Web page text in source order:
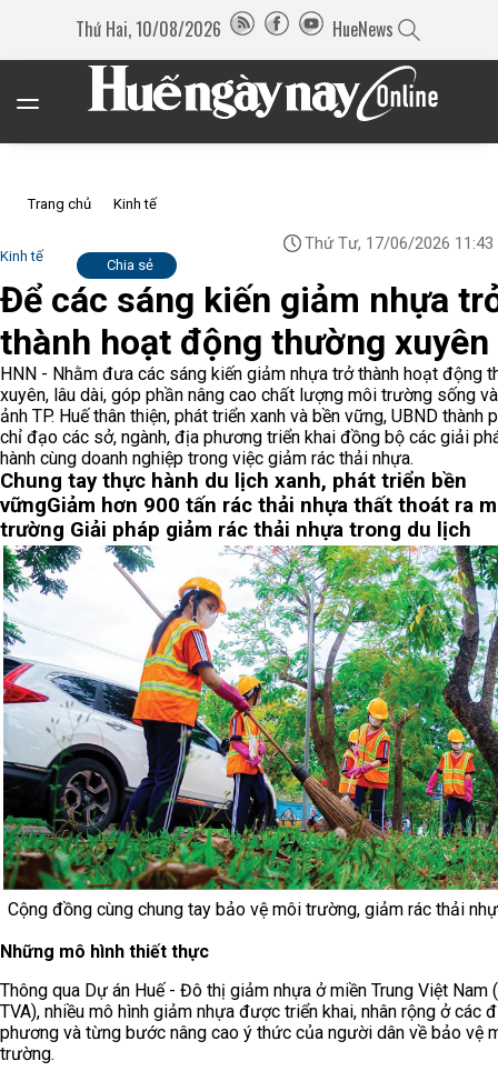
Thứ Hai, 10/08/2026 HueNews
Trang chủ Kinh tế
Kinh tế
Thứ Tư, 17/06/2026 11:43
Chia sẻ
Để các sáng kiến giảm nhựa
thành hoạt động thường xuyên
HNN - Nhằm đưa các sáng kiến giảm nhựa trở thành hoạt động
xuyên, lâu dài, góp phần nâng cao chất lượng môi trường sống
ảnh TP. Huế thân thiện, phát triển xanh và bền vững, UBND thành
chỉ đạo các sở, ngành, địa phương triển khai đồng bộ các giải
hành cùng doanh nghiệp trong việc giảm rác thải nhựa.
Chung tay thực hành du lịch xanh, phát triển bền
vữngGiảm hơn 900 tấn rác thải nhựa thất thoát ra
trường Giải pháp giảm rác thải nhựa trong du lịch
Cộng đồng cùng chung tay bảo vệ môi trường, giảm rác thải
Những mô hình thiết thực
Thông qua Dự án Huế - Đô thị giảm nhựa ở miền Trung Việt Nam
TVA), nhiều mô hình giảm nhựa được triển khai, nhân rộng ở các
phương và từng bước nâng cao ý thức của người dân về bảo vệ
trường.